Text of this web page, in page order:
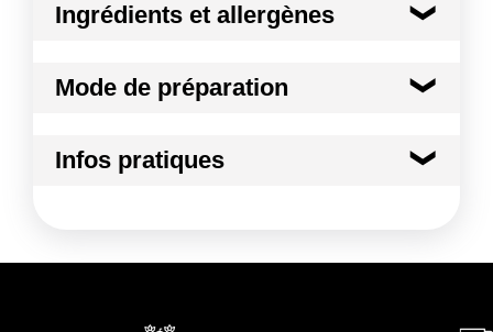
Ingrédients et allergènes
Sauvignon, Meauzac, Loin de l¿Oeil
Anhydride sulfureux et sulfites
Conformément aux informations transmises
Mode de préparation
poissons et des viandes blanches.
Infos pratiques
tempéré.